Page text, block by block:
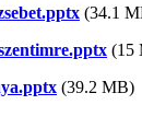
(34.1
(15
(39.2 MB)